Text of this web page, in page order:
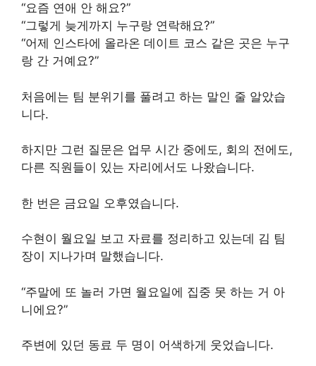
“요즘 연애 안 해요?”
“그렇게 늦게까지 누구랑 연락해요?”
“어제 인스타에 올라온 데이트 코스 같은 곳은 누구
랑 간 거예요?”
처음에는 팀 분위기를 풀려고 하는 말인 줄 알았습
니다.
하지만 그런 질문은 업무 시간 중에도, 회의 전에도,
다른 직원들이 있는 자리에서도 나왔습니다.
한 번은 금요일 오후였습니다.
수현이 월요일 보고 자료를 정리하고 있는데 김 팀
장이 지나가며 말했습니다.
“주말에 또 놀러 가면 월요일에 집중 못 하는 거 아
니에요?”
주변에 있던 동료 두 명이 어색하게 웃었습니다.